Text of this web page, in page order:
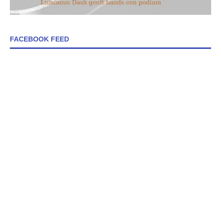
FACEBOOK FEED